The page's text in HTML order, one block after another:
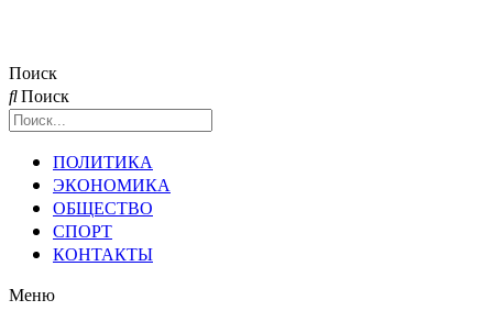
Поиск
Поиск
ПОЛИТИКА
ЭКОНОМИКА
ОБЩЕСТВО
СПОРТ
КОНТАКТЫ
Меню